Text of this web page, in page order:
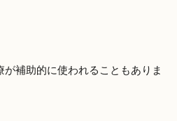
補助的に使われることもありま